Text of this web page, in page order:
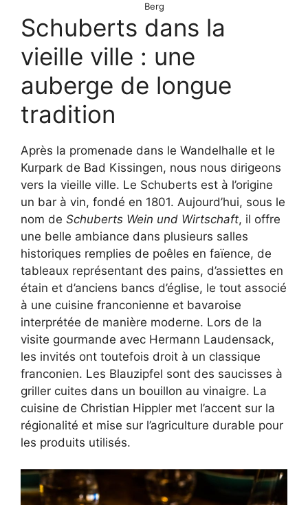
Berg
Schuberts dans la
vieille ville : une
auberge de longue
tradition
Après la promenade dans le Wandelhalle et le
Kurpark de Bad Kissingen, nous nous dirigeons
vers la vieille ville. Le Schuberts est à l’origine
un bar à vin, fondé en 1801. Aujourd’hui, sous le
nom de Schuberts Wein und Wirtschaft, il offre
une belle ambiance dans plusieurs salles
historiques remplies de poêles en faïence, de
tableaux représentant des pains, d’assiettes en
étain et d’anciens bancs d’église, le tout associé
à une cuisine franconienne et bavaroise
interprétée de manière moderne. Lors de la
visite gourmande avec Hermann Laudensack,
les invités ont toutefois droit à un classique
franconien. Les Blauzipfel sont des saucisses à
griller cuites dans un bouillon au vinaigre. La
cuisine de Christian Hippler met l’accent sur la
régionalité et mise sur l’agriculture durable pour
les produits utilisés.